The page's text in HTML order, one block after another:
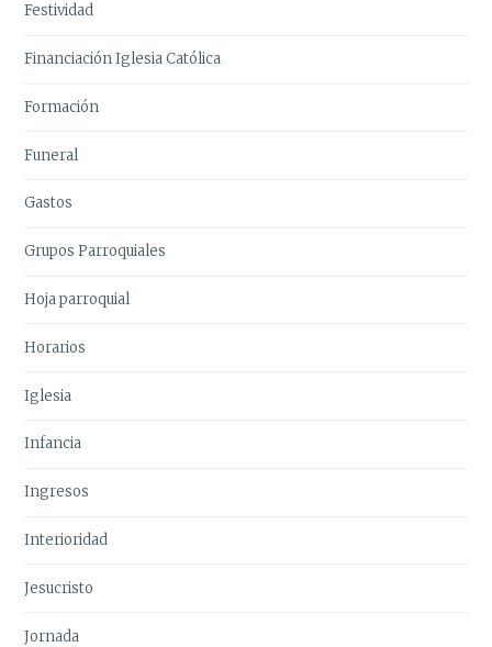
Festividad
Financiación Iglesia Católica
Formación
Funeral
Gastos
Grupos Parroquiales
Hoja parroquial
Horarios
Iglesia
Infancia
Ingresos
Interioridad
Jesucristo
Jornada